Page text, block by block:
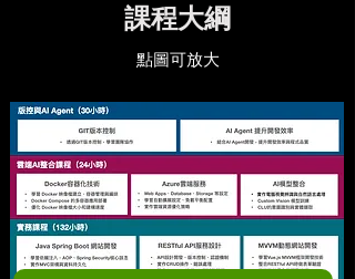
​課程大綱
​點圖可放大